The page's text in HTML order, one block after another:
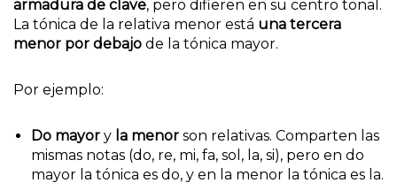
armadura de clave, pero difieren en su centro tonal.
La tónica de la relativa menor está una tercera
menor por debajo de la tónica mayor.
Por ejemplo:
Do mayor y la menor son relativas. Comparten las
mismas notas (do, re, mi, fa, sol, la, si), pero en do
mayor la tónica es do, y en la menor la tónica es la.